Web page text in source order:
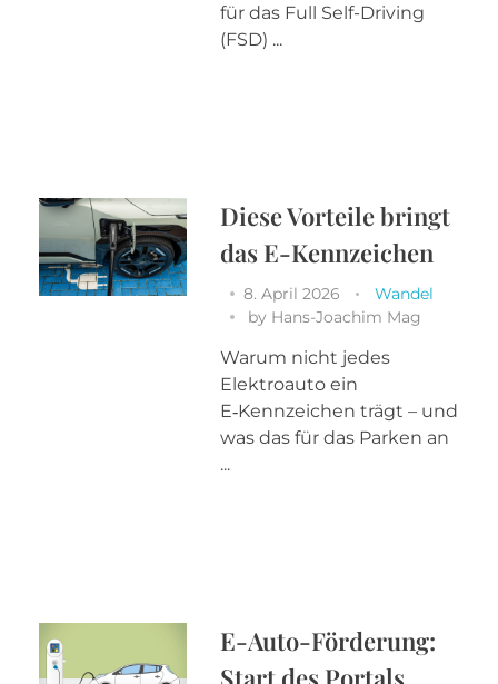
für das Full Self-Driving
(FSD) ...
Diese Vorteile bringt
das E-Kennzeichen
8. April 2026
Wandel
by Hans-Joachim Mag
Warum nicht jedes
Elektroauto ein
E‑Kennzeichen trägt – und
was das für das Parken an
...
E-Auto-Förderung:
Start des Portals